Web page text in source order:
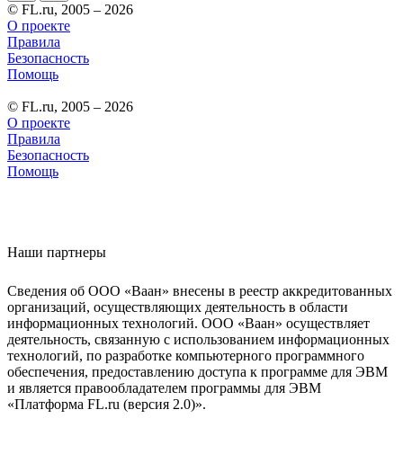
© FL.ru, 2005 – 2026
О проекте
Правила
Безопасность
Помощь
© FL.ru, 2005 – 2026
О проекте
Правила
Безопасность
Помощь
Наши партнеры
Сведения об ООО «Ваан» внесены в реестр аккредитованных
организаций, осуществляющих деятельность в области
информационных технологий. ООО «Ваан» осуществляет
деятельность, связанную с использованием информационных
технологий, по разработке компьютерного программного
обеспечения, предоставлению доступа к программе для ЭВМ
и является правообладателем программы для ЭВМ
«Платформа FL.ru (версия 2.0)».